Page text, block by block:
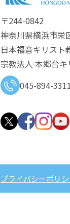
〒244-0842
神奈川県横浜市栄
日本福音キリスト
宗教法人 本郷台
045-894-3311
プライバシーポリシ